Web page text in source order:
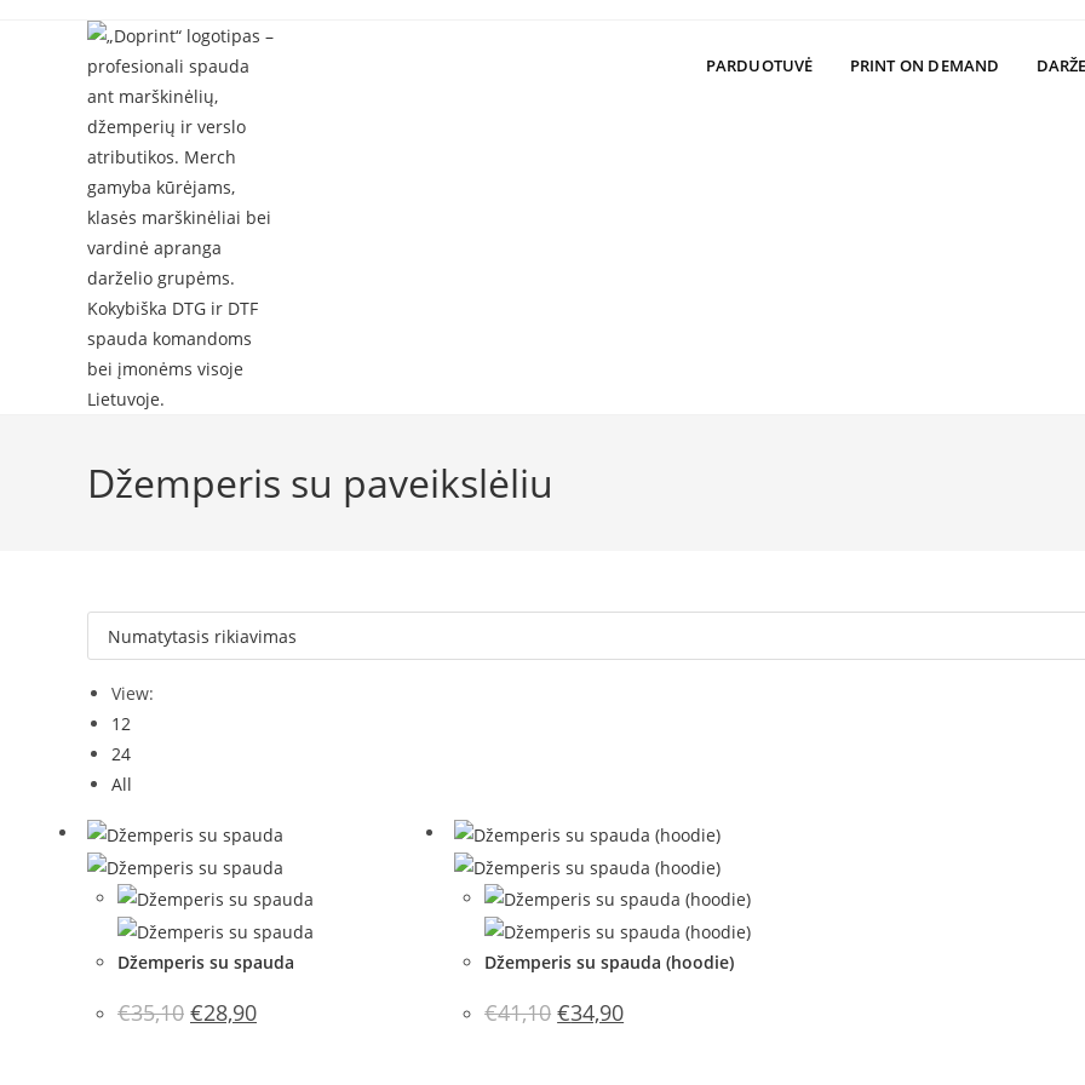
PARDUOTUVĖ PRINT ON DEMAND
Džemperis su paveikslėliu
View:
12
24
All
Džemperis su spauda
€35,10 Original
price
€28,90Current
price
Džemperis su spauda (hoodie)
€41,10 Original
price
€34,90Current
price